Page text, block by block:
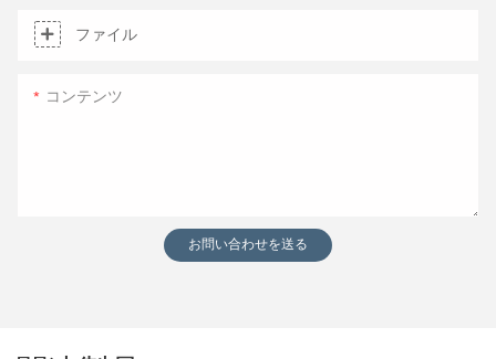
ファイル
コンテンツ
お問い合わせを送る